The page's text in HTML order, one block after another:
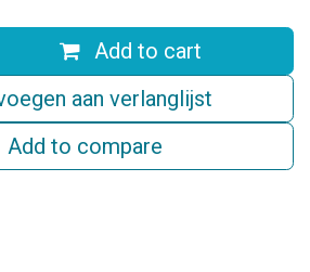
Add to cart
Add to compare
aan verlanglijst